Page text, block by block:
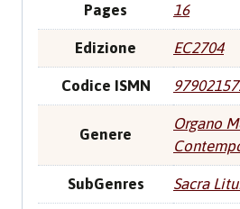
Pages 16
Edizione EC2704
Codice ISMN
Genere
Organo
SubGenres Sacra